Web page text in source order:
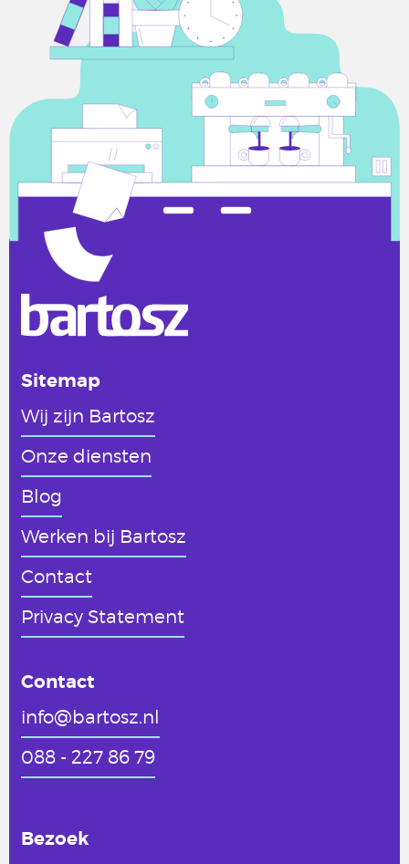
Sitemap
Wij zijn Bartosz
Onze diensten
Blog
Werken bij Bartosz
Contact
Privacy Statement
Contact
info@bartosz.nl
088 - 227 86 79
Bezoek